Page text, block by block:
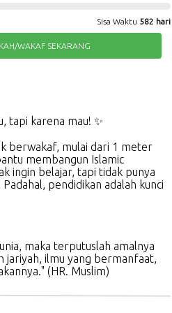
Sisa Waktu 582 hari
WAKAF SEKARANG
tapi karena mau! ✨
berwakaf, mulai dari 1 meter
membangun Islamic
ingin belajar, tapi tidak punya
pendidikan adalah kunci
maka terputuslah amalnya
jariyah, ilmu yang bermanfaat,
(HR. Muslim)
menjadi amal jariyah
bahkan setelah kita tiada.